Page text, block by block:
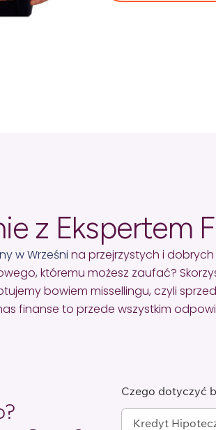
z Ekspertem
w Wrześni na przejrzystych i
któremu możesz zaufać?
bowiem missellingu, czyli
finanse to przede wszystkim
Czego dotyczyć